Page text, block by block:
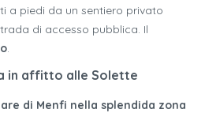
a piedi da un sentiero privato
di accesso pubblica. Il
.
in affitto alle Solette
di Menfi nella splendida zona